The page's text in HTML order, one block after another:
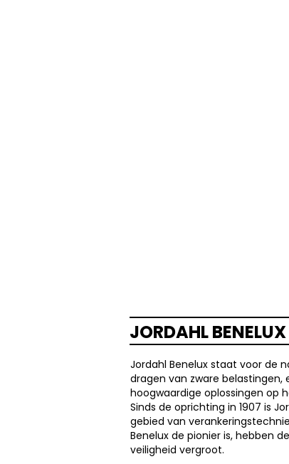
JORDAHL
Jordahl Benelux staat voor de
dragen van zware
hoogwaardige oplossingen op
Sinds de oprichting in 1907 is
gebied van
Benelux de pionier is, hebben
veiligheid vergroot.